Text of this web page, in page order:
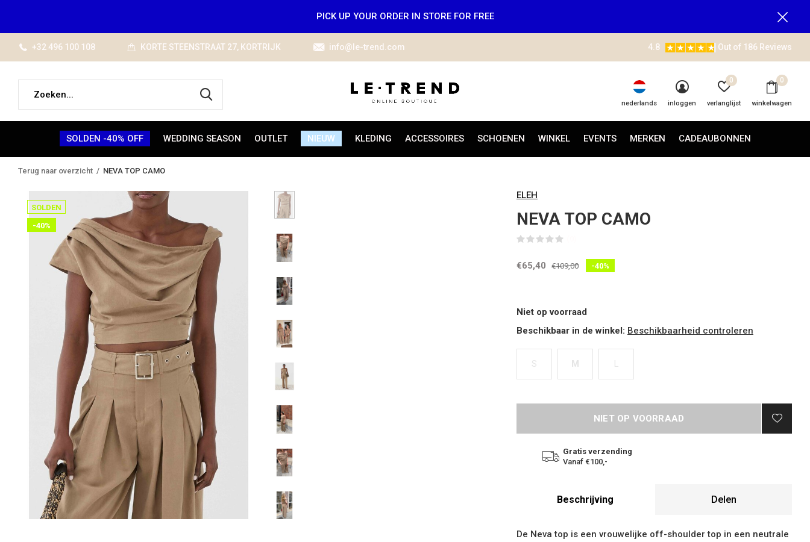
SOLDEN -40% OFF WEDDING SEASON OUTLET NIEUW KLEDING ACCESSOIRES SCHOENEN WINKEL EVENTS MERKEN CADEAUBONNEN
nederlands inloggen verlanglijst
0
winkelwagen
0
+32 496 100 108 KORTE STEENSTRAAT 27, KORTRIJK info@le-trend.com 4.8 Out of 186 Reviews
PICK UP YOUR ORDER IN STORE FOR FREE
Terug naar overzicht NEVA TOP CAMO
SOLDEN
-40%
ELEH
NEVA TOP CAMO
€65,40 €109,00 -40%
Niet op voorraad
Beschikbaar in de winkel: Beschikbaarheid controleren
S M L
NIET OP VOORRAAD
Gratis verzending
Vanaf €100,-
Beschrijving Delen
De Neva top is een vrouwelijke off-shoulder top in een neutrale